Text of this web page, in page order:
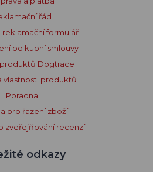
řád
reklamační formulář
od kupní smlouvy
Dogtrace
vlastnosti produktů
Poradna
pro řazení zboží
zveřejňování recenzí
odkazy